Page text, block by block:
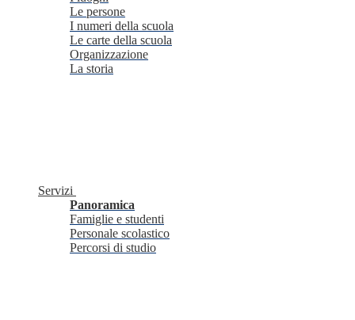
Le persone
I numeri della scuola
Le carte della scuola
Organizzazione
La storia
Servizi
Panoramica
Famiglie e studenti
Personale scolastico
Percorsi di studio